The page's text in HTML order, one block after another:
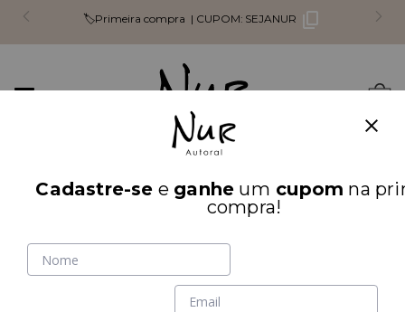
🏷️Primeira compra | CUPOM: SEJANUR
Mudar
INÍCIO PARTE DE CIMA
Cadastre-se e ganhe um cupom na
compra!